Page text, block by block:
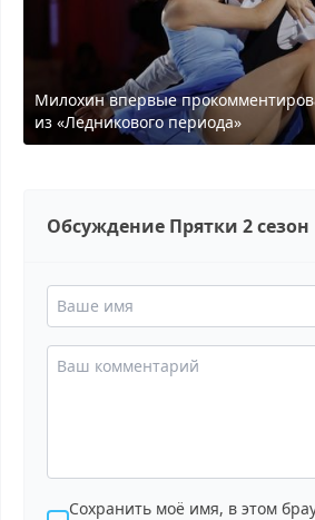
Милохин впервые
из «Ледникового периода»
Обсуждение Прятки 2 сезон
Сохранить моё имя, в этом